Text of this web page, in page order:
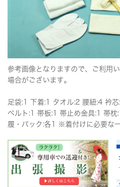
参考画像となりますので、ご利用
場合がございます。
足袋:1 下着:1 タオル:2 腰紐:4 衿
ベルト:1 帯板:1 帯止め金具:1 帯
履・バック:各1 ※着付けに必要な